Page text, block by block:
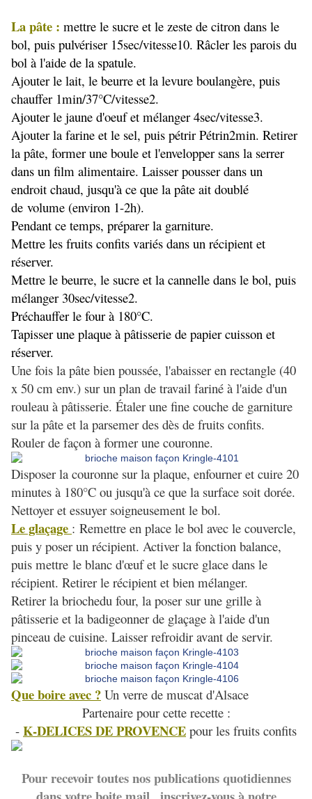
La pâte : mettre le sucre et le zeste de citron dans le
bol, puis pulvériser 15sec/vitesse10. Râcler les parois du
bol à l'aide de la spatule.
Ajouter le lait, le beurre et la levure boulangère, puis
chauffer 1min/37°C/vitesse2.
Ajouter le jaune d'oeuf et mélanger 4sec/vitesse3.
Ajouter la farine et le sel, puis pétrir Pétrin2min. Retirer
la pâte, former une boule et l'envelopper sans la serrer
dans un film alimentaire. Laisser pousser dans un
endroit chaud, jusqu'à ce que la pâte ait doublé
de volume (environ 1-2h).
Pendant ce temps, préparer la garniture.
Mettre les fruits confits variés dans un récipient et
réserver.
Mettre le beurre, le sucre et la cannelle dans le bol, puis
mélanger 30sec/vitesse2.
Préchauffer le four à 180°C.
Tapisser une plaque à pâtisserie de papier cuisson et
réserver.
Une fois la pâte bien poussée, l'abaisser en rectangle (40
x 50 cm env.) sur un plan de travail fariné à l'aide d'un
rouleau à pâtisserie. Étaler une fine couche de garniture
sur la pâte et la parsemer des dès de fruits confits.
Rouler de façon à former une couronne.
Disposer la couronne sur la plaque, enfourner et cuire 20
minutes à 180°C ou jusqu'à ce que la surface soit dorée.
Nettoyer et essuyer soigneusement le bol.
Le glaçage : Remettre en place le bol avec le couvercle,
puis y poser un récipient. Activer la fonction balance,
puis mettre le blanc d'œuf et le sucre glace dans le
récipient. Retirer le récipient et bien mélanger.
Retirer la briochedu four, la poser sur une grille à
pâtisserie et la badigeonner de glaçage à l'aide d'un
pinceau de cuisine. Laisser refroidir avant de servir.
Que boire avec ? Un verre de muscat d'Alsace
Partenaire pour cette recette :
- K-DELICES DE PROVENCE pour les fruits confits
Pour recevoir toutes nos publications quotidiennes